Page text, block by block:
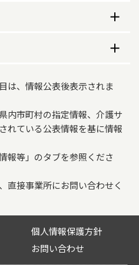
始12/30～1/3
テム（国保中央会）の
要
護
要
護
要
護
合計
4 1 1 20
0 0
2
テムの活用及び事務職
は、情報公表後表示されま
内市町村の指定情報、介護サ
れている公表情報を基に情報
報等」のタブを参照くださ
直接事業所にお問い合わせく
個人情報保護方針
お問い合わせ